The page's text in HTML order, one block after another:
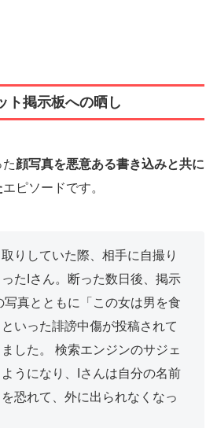
掲示板への晒し
顔写真を悪意ある書き込みと共に
エピソードです。
りしていた際、相手に自撮り
たIさん。断った数日後、掲示
写真とともに「この女は男を食
いった誹謗中傷が投稿されて
した。 検索エンジンのサジェ
うになり、Iさんは自分の名前
恐れて、外に出られなくなっ